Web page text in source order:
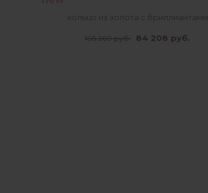
кольцо из золота с бриллиантами
105 260 руб. 84 208 руб.